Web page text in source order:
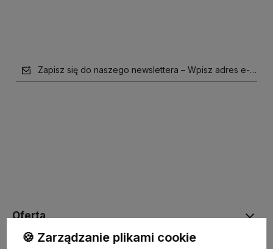
Zapisz się do naszego newslettera – Wpisz adres e-mail
Oferta
🍪 Zarządzanie plikami cookie